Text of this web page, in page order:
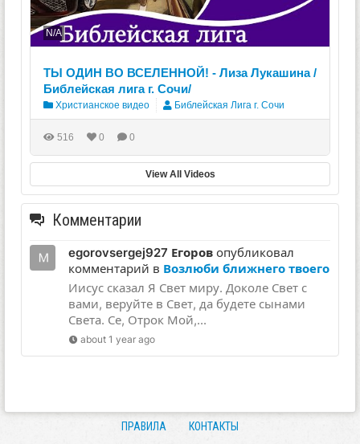
N/A
ТЫ ОДИН ВО ВСЕЛЕННОЙ! - Лиза Лукашина /
Библейская лига г. Сочи/
Христианское видео Библейская Лига г. Сочи
516 0 0
View All Videos
Комментарии
egorovsergej927 Егоров опубликовал
комментарий в Возлюби ближнего твоего
Иисус сказал Я Свет миру. Доколе Свет с
вами, веруйте в Свет, да будете сынами
Света. Се, Отрок Мой,...
about 1 year ago
ПРАВИЛА КОНТАКТЫ